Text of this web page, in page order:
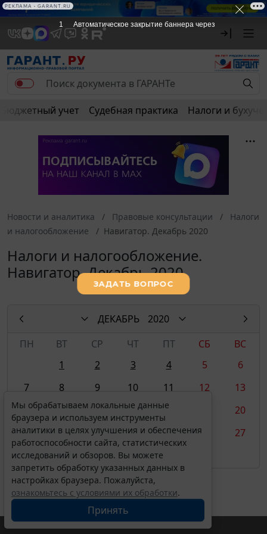
Бюджетный учет Судебная практика Налоги и
Новости и аналитика Правовые консультации
Налоги
и налогообложение
Навигатор. Декабрь 2020
Налоги и налогообложение.
Навигатор. Декабрь 2020
ДЕКАБРЬ
2020
ПН
ВТ СР ЧТ ПТ СБ
ВС
1
2 3 4 5
6
7
8 9 10 11 12
13
14
15 16 17 18
20
21
22 23 24 25 26
27
28
29 30 31*
Мы обрабатываем локальные данные
браузера и используем инструменты
аналитики в целях улучшения и обеспечения
работоспособности сайта, статистических
исследований и обзоров. Вы можете
запретить обработку указанных данных в
настройках браузера. Пожалуйста,
ознакомьтесь с условиями их обработки.
Принять
1 Автоматическое закрытие баннера через
РЕКЛАМА • GARANT.RU